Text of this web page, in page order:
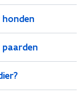
honden
paarden